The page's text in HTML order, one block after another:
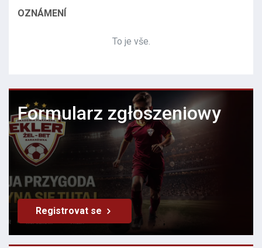
OZNÁMENÍ
To je vše.
Formularz zgłoszeniowy
Registrovat se